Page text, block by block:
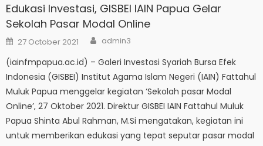
Edukasi Investasi, GISBEI IAIN Papua Gelar
Sekolah Pasar Modal Online
Posted
on
27 October 2021 Author
admin3
(iainfmpapua.ac.id) – Galeri Investasi Syariah Bursa Efek
Indonesia (GISBEI) Institut Agama Islam Negeri (IAIN) Fattahul
Muluk Papua menggelar kegiatan ‘Sekolah pasar Modal
Online’, 27 Oktober 2021. Direktur GISBEI IAIN Fattahul Muluk
Papua Shinta Abul Rahman, M.Si mengatakan, kegiatan ini
untuk memberikan edukasi yang tepat seputar pasar modal